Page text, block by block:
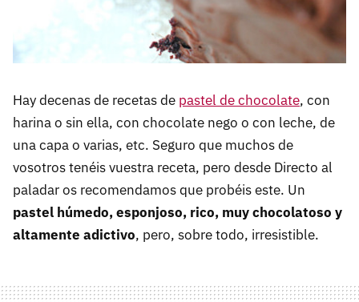
Hay decenas de recetas de pastel de chocolate, con
harina o sin ella, con chocolate nego o con leche, de
una capa o varias, etc. Seguro que muchos de
vosotros tenéis vuestra receta, pero desde Directo al
paladar os recomendamos que probéis este. Un
pastel húmedo, esponjoso, rico, muy chocolatoso y
altamente adictivo, pero, sobre todo, irresistible.